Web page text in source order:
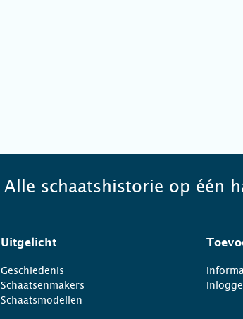
Alle schaatshistorie op één
Uitgelicht
Geschiedenis
Schaatsenmakers
Schaatsmodellen